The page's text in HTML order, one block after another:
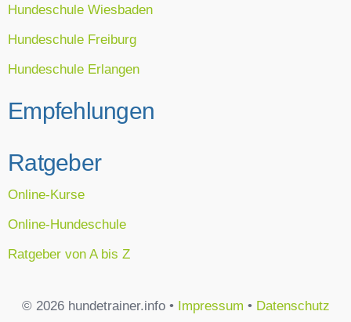
Hundeschule Wiesbaden
Hundeschule Freiburg
Hundeschule Erlangen
Empfehlungen
Ratgeber
Online-Kurse
Online-Hundeschule
Ratgeber von A bis Z
© 2026 hundetrainer.info • Impressum • Datenschutz